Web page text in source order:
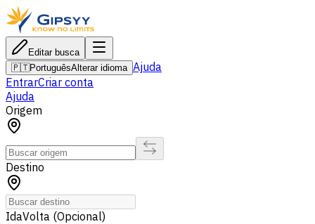
Editar busca
🇵🇹PortuguêsAlterar idioma Ajuda
EntrarCriar conta
Ajuda
Origem
Destino
IdaVolta (Opcional)